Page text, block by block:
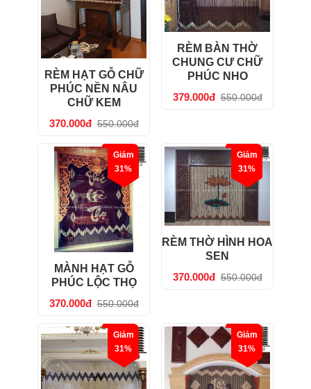
RÈM HẠT GỖ CHỮ
PHÚC NỀN NÂU
CHỮ KEM
370.000đ 550.000đ
RÈM BÀN THỜ
CHUNG CƯ CHỮ
PHÚC NHO
379.000đ 550.000đ
Giảm
31%
MÀNH HẠT GỖ
PHÚC LỘC THỌ
370.000đ 550.000đ
Giảm
31%
RÈM THỜ HÌNH HOA
SEN
370.000đ 550.000đ
Giảm
31%
Giảm
31%